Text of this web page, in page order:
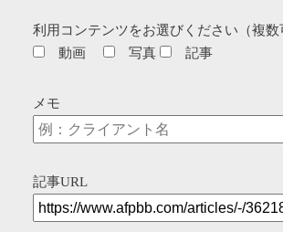
利用コンテンツをお選びください（複数
動画
写真 記事
メモ
記事URL